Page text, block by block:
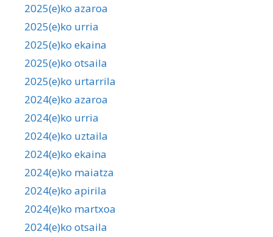
2025(e)ko azaroa
2025(e)ko urria
2025(e)ko ekaina
2025(e)ko otsaila
2025(e)ko urtarrila
2024(e)ko azaroa
2024(e)ko urria
2024(e)ko uztaila
2024(e)ko ekaina
2024(e)ko maiatza
2024(e)ko apirila
2024(e)ko martxoa
2024(e)ko otsaila